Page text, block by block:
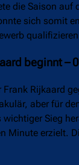
die Saison auf
sich somit
beginnt –
Frank Rijkaard
aber für
Sieg
Minute erzielt.